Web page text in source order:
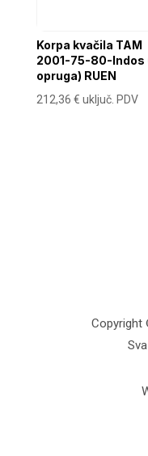
Korpa kvačila TAM
2001-75-80-Indos
opruga) RUEN
212,36 € uključ. PDV
Copyright